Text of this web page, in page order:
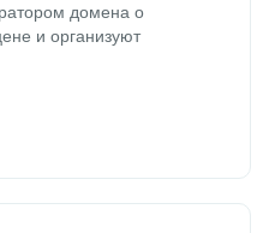
домена о
и организуют